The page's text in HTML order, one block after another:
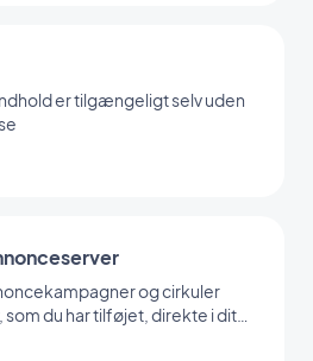
er tilgængeligt selv uden
og cirkuler
som du har tilføjet, direkte i dit